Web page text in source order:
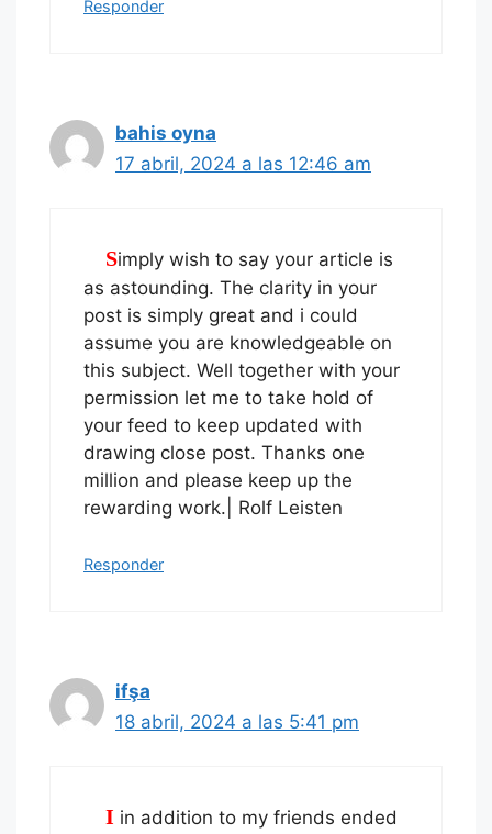
Responder
bahis oyna
17 abril, 2024 a las 12:46 am
Simply wish to say your article is
as astounding. The clarity in your
post is simply great and i could
assume you are knowledgeable on
this subject. Well together with your
permission let me to take hold of
your feed to keep updated with
drawing close post. Thanks one
million and please keep up the
rewarding work.| Rolf Leisten
Responder
ifşa
18 abril, 2024 a las 5:41 pm
I in addition to my friends ended